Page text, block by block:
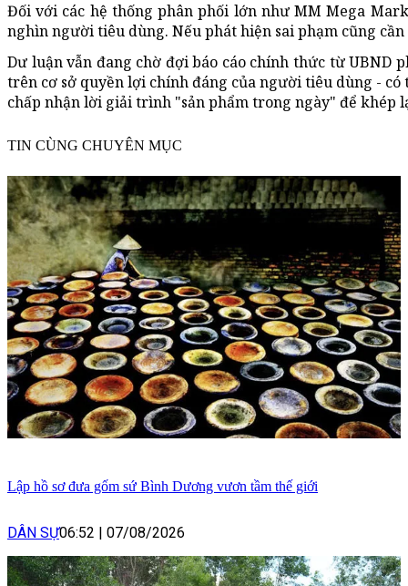
Đối với các hệ thống phân phối lớn như MM Mega
nghìn người tiêu dùng. Nếu phát hiện sai phạm cũng
Dư luận vẫn đang chờ đợi báo cáo chính thức từ UBND
trên cơ sở quyền lợi chính đáng của người tiêu dùng -
chấp nhận lời giải trình "sản phẩm trong ngày" để khép
TIN CÙNG CHUYÊN MỤC
Lập hồ sơ đưa gốm sứ Bình Dương vươn tầm thế giới
DÂN SỰ06:52 07/08/2026